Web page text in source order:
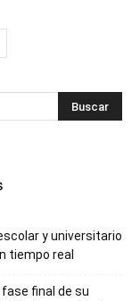
y universitario
tiempo real
final de su